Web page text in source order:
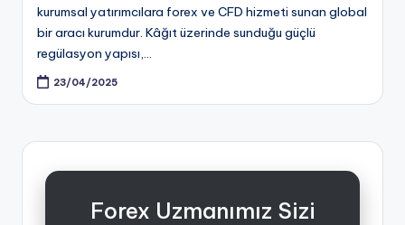
kurumsal yatırımcılara forex ve CFD hizmeti sunan global
bir aracı kurumdur. Kâğıt üzerinde sunduğu güçlü
regülasyon yapısı,…
23/04/2025
Forex Uzmanımız Sizi